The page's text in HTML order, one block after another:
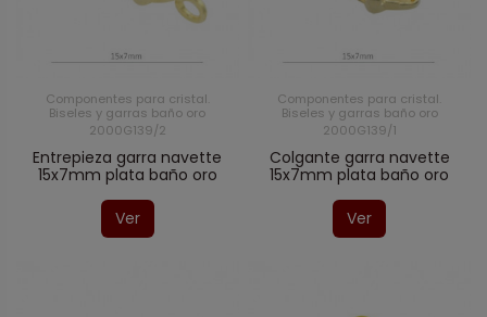
Componentes para cristal.
Biseles y garras baño oro
2000G139/2
Entrepieza garra navette
15x7mm plata baño oro
Ver
Componentes para cristal.
Biseles y garras baño oro
2000G139/1
Colgante garra navette
15x7mm plata baño oro
Ver